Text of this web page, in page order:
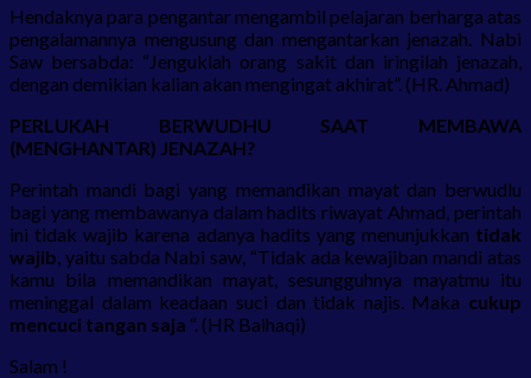
Hendaknya para pengantar mengambil pelajaran berharga atas
pengalamannya mengusung dan mengantarkan jenazah. Nabi
Saw bersabda: “Jenguklah orang sakit dan iringilah jenazah,
dengan demikian kalian akan mengingat akhirat”. (HR. Ahmad)
PERLUKAH BERWUDHU SAAT MEMBAWA
(MENGHANTAR) JENAZAH?
Perintah mandi bagi yang memandikan mayat dan berwudlu
bagi yang membawanya dalam hadits riwayat Ahmad, perintah
ini tidak wajib karena adanya hadits yang menunjukkan tidak
wajib, yaitu sabda Nabi saw, “Tidak ada kewajiban mandi atas
kamu bila memandikan mayat, sesungguhnya mayatmu itu
meninggal dalam keadaan suci dan tidak najis. Maka cukup
mencuci tangan saja “. (HR Baihaqi)
Salam !